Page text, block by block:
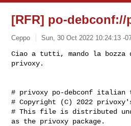
[RFR] po-
Ceppo Sun, 30 Oct 2022 10:24:13 -
Ciao a tutti, mando la bozza
# privoxy po-debconf italian
# Copyright (C) 2022
# This file is distributed
as the privoxy package.